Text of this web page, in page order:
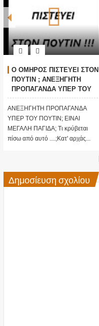
Ο ΟΜΗΡΟΣ ΠΙΣΤΕΥΕΙ ΣΤΟΝ
ΠΟΥΤΙΝ ; ΑΝΕΞΗΓΗΤΗ
ΠΡΟΠΑΓΑΝΔΑ ΥΠΕΡ ΤΟΥ
ΠΟΥΤΙΝ;
ΑΝΕΞΗΓΗΤΗ ΠΡΟΠΑΓΑΝΔΑ
ΥΠΕΡ ΤΟΥ ΠΟΥΤΙΝ; ΕΙΝΑΙ
ΜΕΓΑΛΗ ΠΑΓΙΔΑ; Τι κρύβεται
πίσω από αυτό ....;Κατ' αρχάς...
Δημοσίευση σχολίου